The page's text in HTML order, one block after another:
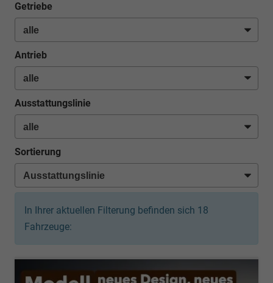
Getriebe
Antrieb
Ausstattungslinie
Sortierung
In Ihrer aktuellen Filterung befinden sich 18
Fahrzeuge: